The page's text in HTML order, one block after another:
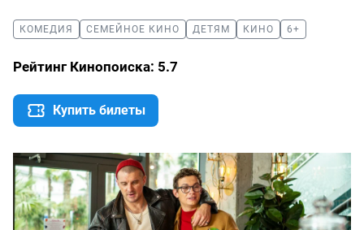
КОМЕДИЯ СЕМЕЙНОЕ КИНО ДЕТЯМ КИНО 6+
Рейтинг Кинопоиска: 5.7
Купить билеты